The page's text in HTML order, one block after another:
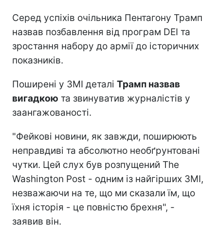
Серед успіхів очільника Пентагону Трамп
назвав позбавлення від програм DEI та
зростання набору до армії до історичних
показників.
Поширені у ЗМІ деталі Трамп назвав
вигадкою та звинуватив журналістів у
заангажованості.
"Фейкові новини, як завжди, поширюють
неправдиві та абсолютно необґрунтовані
чутки. Цей слух був розпущений The
Washington Post - одним із найгірших ЗМІ,
незважаючи на те, що ми сказали їм, що
їхня історія - це повністю брехня", -
заявив він.